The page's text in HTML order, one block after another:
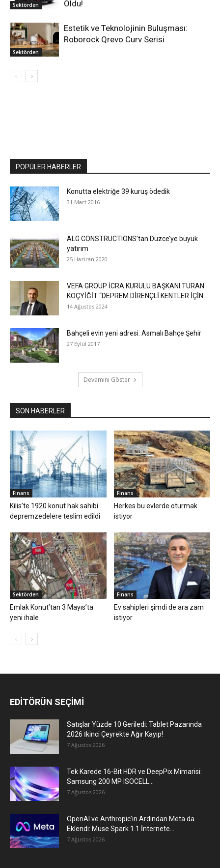
Sektörden Oldu!
Sektörden
Estetik ve Teknolojinin Buluşması:
Roborock Qrevo Curv Serisi
POPÜLER HABERLER
Konutta elektriğe 39 kuruş ödedik
31 Mart 2016
ALG CONSTRUCTIONS’tan Düzce’ye büyük
yatırım
25 Haziran 2020
VEFA GROUP İCRA KURULU BAŞKANI TURAN
KOÇYİĞİT “DEPREM DİRENÇLİ KENTLER İÇİN...
14 Ağustos 2024
Bahçeli evin yeni adresi: Asmalı Bahçe Şehir
27 Eylül 2017
Devamını Göster
SON HABERLER
Finans
Kilis’te 1920 konut hak sahibi
depremzedelere teslim edildi
Finans
Herkes bu evlerde oturmak
istiyor
Sektörden
Emlak Konut’tan 3 Mayıs’ta
yeni ihale
Finans
Ev sahipleri şimdi de ara zam
istiyor
EDİTÖRÜN SEÇİMİ
Satışlar Yüzde 10 Geriledi: Tablet Pazarında
2026 İkinci Çeyrekte Ağır Kayıp!
7 Ağustos 2026
Tek Karede 16-Bit HDR ve DeepPix Mimarisi:
Samsung 200 MP ISOCELL...
7 Ağustos 2026
OpenAI ve Anthropic’in Ardından Meta da
Eklendi: Muse Spark 1.1 İnternete...
7 Ağustos 2026